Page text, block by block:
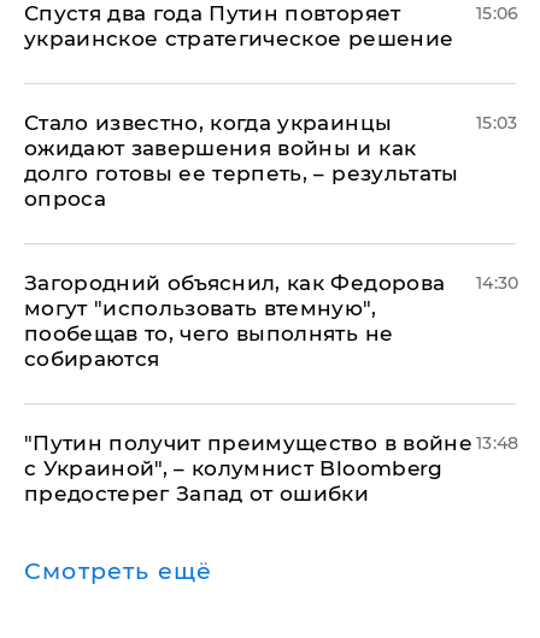
Спустя два года Путин повторяет
украинское стратегическое решение
15:06
Стало известно, когда украинцы
ожидают завершения войны и как
долго готовы ее терпеть, – результаты
опроса
15:03
Загородний объяснил, как Федорова
могут "использовать втемную",
пообещав то, чего выполнять не
собираются
14:30
"Путин получит преимущество в войне
с Украиной", – колумнист Bloomberg
предостерег Запад от ошибки
13:48
Смотреть ещё